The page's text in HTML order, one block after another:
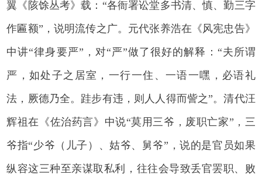
翼《陔馀丛考》载：“各衙署讼堂多书清、慎、勤三字
作匾额”，说明流传之广。元代张养浩在《风宪忠告》
中讲“律身要严”，对“严”做了很好的解释：“夫所谓
严，如处子之居室，一行一住、一语一嘿，必语礼
法，厥德乃全。跬步有违，则人人得而訾之”。清代汪
辉祖在《佐治药言》中说“莫用三爷，废职亡家”，三
爷指“少爷（儿子）、姑爷、舅爷”，说的是官员如果
纵容这三种至亲谋取私利，往往会导致丢官罢职、败